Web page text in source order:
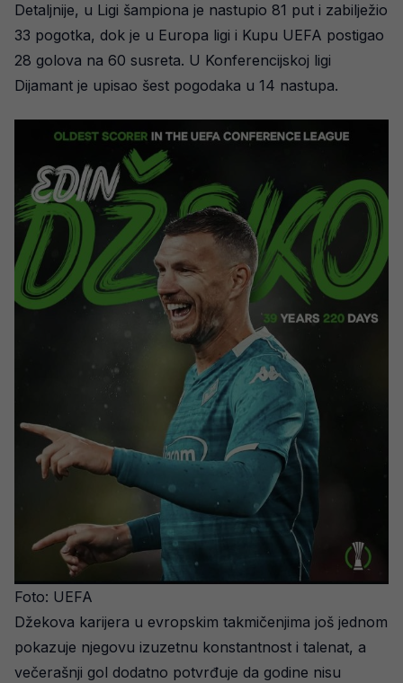
Detaljnije, u Ligi šampiona je nastupio 81 put i zabilježio
33 pogotka, dok je u Europa ligi i Kupu UEFA postigao
28 golova na 60 susreta. U Konferencijskoj ligi
Dijamant je upisao šest pogodaka u 14 nastupa.
Foto: UEFA
Džekova karijera u evropskim takmičenjima još jednom
pokazuje njegovu izuzetnu konstantnost i talenat, a
večerašnji gol dodatno potvrđuje da godine nisu